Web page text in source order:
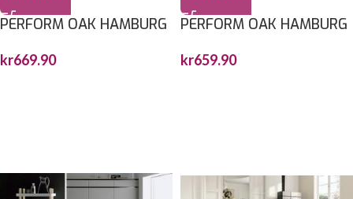
PERFORM OAK HAMBURG
kr669.90
PERFORM OAK HAMBURG
kr659.90